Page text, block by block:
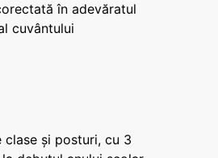
în adevăratul
cuvântului
clase și posturi, cu 3